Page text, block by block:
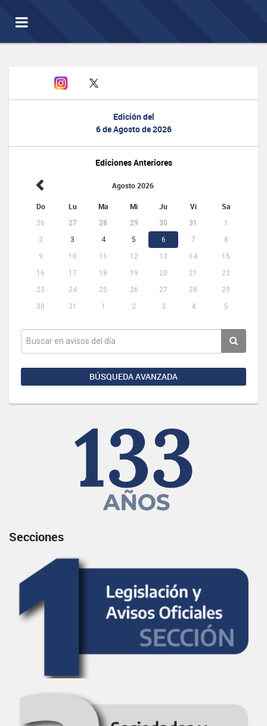
Toggle
navigation
Edición del
6 de Agosto de 2026
Ediciones Anteriores
Agosto 2026
Do Lu Ma Mi Ju Vi Sa
26 27 28 29 30 31
1
2
3 4 5 6 7
8
9
10 11 12 13 14
15
16
17 18 19 20 21
22
23
24 25 26 27 28
29
30
31 1 2 3 4 5
BÚSQUEDA AVANZADA
Secciones